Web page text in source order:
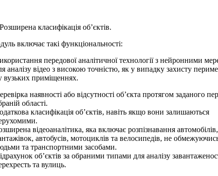
Розширена класифікація об’єктів.
включає такі функціональності:
передової аналітичної технології з нейронними
аналізу відео з високою точністю, як у випадку захисту
вузьких приміщеннях.
наявності або відсутності об’єкта протягом заданого
області.
класифікація об’єктів, навіть якщо вони залишаються
відеоаналітика, яка включає розпізнавання автомобілів,
автобусів, мотоциклів та велосипедів, не
та транспортними засобами.
об’єктів за обраними типами для аналізу
та вулиць.